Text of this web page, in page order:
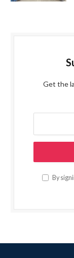
Get the
By